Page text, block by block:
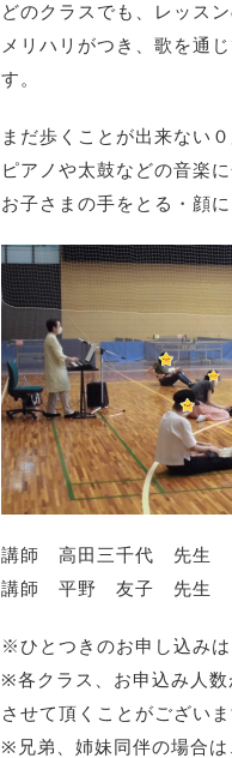
どのクラスでも、レッス
メリハリがつき、歌を通
す。
まだ歩くことが出来ない
ピアノや太鼓などの音楽
お子さまの手をとる・顔
講師 高田三千代 先生
講師 平野 友子 先生
※ひとつきのお申し込みは
※各クラス、お申込み人数
させて頂くことがございま
※兄弟、姉妹同伴の場合は